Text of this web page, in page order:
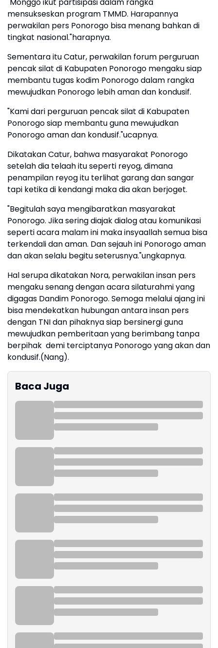
mensukseskan program TMMD. Harapannya
perwakilan pers Ponorogo bisa menang bahkan di
tingkat nasional."harapnya.
Sementara itu Catur, perwakilan forum perguruan
pencak silat di Kabupaten Ponorogo mengaku siap
membantu tugas kodim Ponorogo dalam rangka
mewujudkan Ponorogo lebih aman dan kondusif.
"Kami dari perguruan pencak silat di Kabupaten
Ponorogo siap membantu guna mewujudkan
Ponorogo aman dan kondusif."ucapnya.
Dikatakan Catur, bahwa masyarakat Ponorogo
setelah dia telaah itu seperti reyog, dimana
penampilan reyog itu terlihat garang dan sangar
tapi ketika di kendangi maka dia akan berjoget.
"Begitulah saya mengibaratkan masyarakat
Ponorogo. Jika sering diajak dialog atau komunikasi
seperti acara malam ini maka insyaallah semua bisa
terkendali dan aman. Dan sejauh ini Ponorogo aman
dan akan selalu begitu seterusnya."ungkapnya.
Hal serupa dikatakan Nora, perwakilan insan pers
mengaku senang dengan acara silaturahmi yang
digagas Dandim Ponorogo. Semoga melalui ajang ini
bisa mendekatkan hubungan antara insan pers
dengan TNI dan pihaknya siap bersinergi guna
mewujudkan pemberitaan yang berimbang tanpa
berpihak demi terciptanya Ponorogo yang akan dan
kondusif.(Nang).
Baca Juga